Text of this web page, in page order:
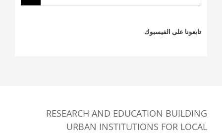
for:
تابعونا على الفيسبوك
RESEARCH AND EDUCATION BUILDING
URBAN INSTITUTIONS FOR LOCAL